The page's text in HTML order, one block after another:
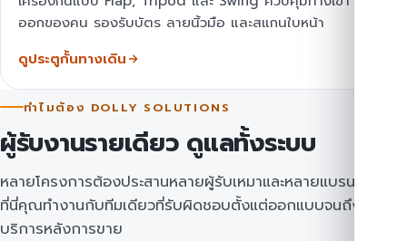
ออกของคน รองรับบัตร ลายนิ้วมือ และสแกนใบหน้า
ดูประตูกั้นทางเดิน
ทำไมต้อง DOLLY SOLUTIONS
ผู้รับงานรายเดียว ดูแลทั้งระบบ
หลายโครงการต้องประสานหลายผู้รับเหมาและหลายแบรนด์
ที่นี่คุณทำงานกับทีมเดียวที่รับผิดชอบตั้งแต่ออกแบบจนถึง
บริการหลังการขาย